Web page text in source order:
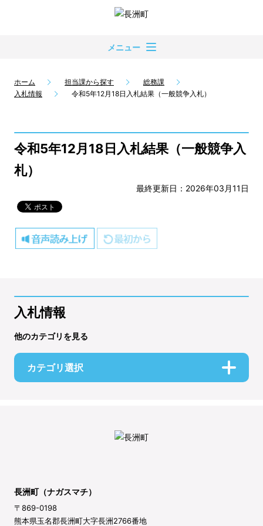
メニュー
ホーム 担当課から探す
総務課
入札情報
令和5年12月18日入札結果（一般競争入札）
令和5年12月18日入札結果（一般競争入
札）
最終更新日：2026年03月11日
入札情報
他のカテゴリを見る
カテゴリ選択
長洲町（ナガスマチ）
〒869-0198
熊本県玉名郡長洲町大字長洲2766番地